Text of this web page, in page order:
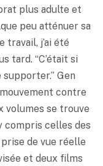
plus adulte et
peu atténuer sa
travail, j’ai été
tard. “C’était si
Gen
contre
volumes se trouve
compris celles des
de vue réelle
et deux films